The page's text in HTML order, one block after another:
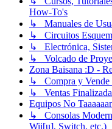
How-To's
↳ Manuales de
↳ Circuitos
↳ Electrónica,
↳ Volcado de
Zona Baisana :D -
↳ Compra y Vende
↳ Ventas
Equipos No
↳ Consolas
Wii[u], Switch, etc.)